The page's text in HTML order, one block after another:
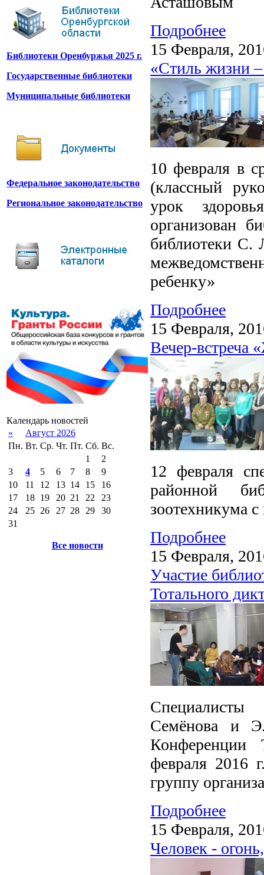
Библиотеки Оренбуржья 2025 г.
Государственные библиотеки
Муниципальные библиотеки
Федеральное законодательство
Региональное законодательство
Календарь новостей
«
Август 2026
Пн. Вт. Ср. Чт. Пт. Сб. Вс.
1
2
3
4 5 6 7 8
9
10
11 12 13 14 15
16
17
18 19 20 21 22
23
24
25 26 27 28 29
30
31
Все новости
Подробнее
15 Февраля,
«Стиль жизни –
10 февраля в
(классный
урок
организован
библиотеки
ребенку»
Подробнее
15 Февраля,
Вечер-встреча
12 февраля
районной
зоотехникума
Подробнее
15 Февраля,
Участие
Тотального
Семёнова и
Конференции
февраля 2016
группу
Подробнее
15 Февраля,
Человек -